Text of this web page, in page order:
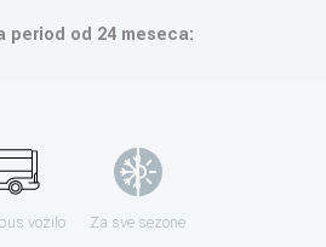
od 24 meseca:
vozilo Za sve sezone